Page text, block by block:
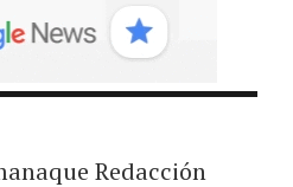
Redacción